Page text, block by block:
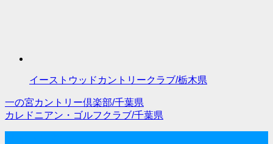
イーストウッドカントリークラブ/栃木県
投
稿
一の宮カントリー倶楽部/千葉県
カレドニアン・ゴルフクラブ/千葉県